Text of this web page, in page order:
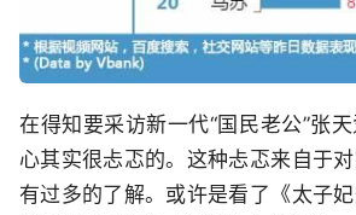
在得知要采访新一代“国民老公”张
心其实很忐忑的。这种忐忑来自于
有过多的了解。或许是看了《太子